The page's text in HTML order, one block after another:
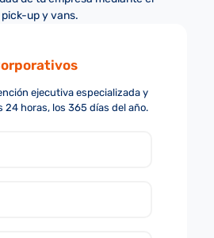
up y vans.
ejecutiva especializada y
24 horas, los 365 días del año.